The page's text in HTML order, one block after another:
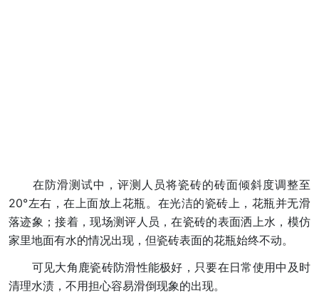
在防滑测试中，评测人员将瓷砖的砖面倾斜度调整至
20°左右，在上面放上花瓶。在光洁的瓷砖上，花瓶并无滑
落迹象；接着，现场测评人员，在瓷砖的表面洒上水，模仿
家里地面有水的情况出现，但瓷砖表面的花瓶始终不动。
可见大角鹿瓷砖防滑性能极好，只要在日常使用中及时
清理水渍，不用担心容易滑倒现象的出现。